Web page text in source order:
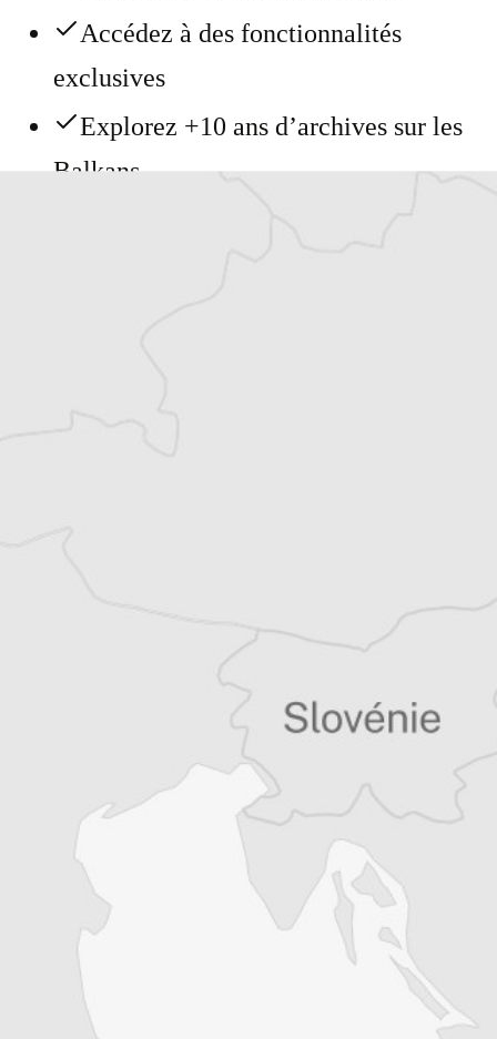
Accédez à des fonctionnalités
exclusives
Explorez +10 ans d’archives sur les
Balkans